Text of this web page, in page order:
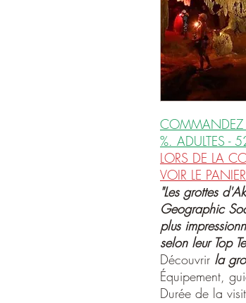
COMMANDEZ
%. ADULTES -
LORS DE LA
VOIR LE
"Les grottes
Geographic
plus
selon leur Top
Découvrir la
Équipement,
Durée de la